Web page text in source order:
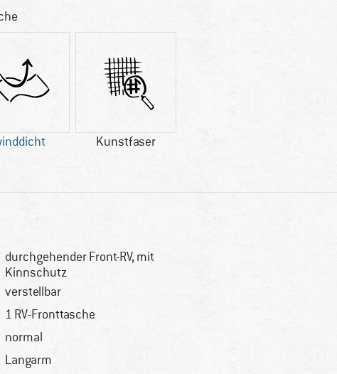
Kunstfaser
durchgehender Front-RV, mit
Kinnschutz
verstellbar
1 RV-Fronttasche
normal
Langarm